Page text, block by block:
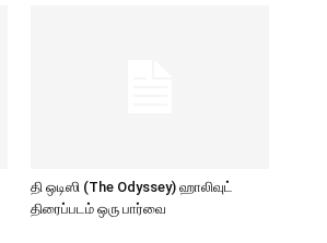
தி ஒடிஸி (The Odyssey) ஹாலிவுட்
திரைப்படம் ஒரு பார்வை